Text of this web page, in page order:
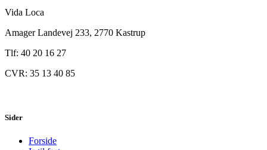
Vida Loca
Amager Landevej 233, 2770 Kastrup
Tlf: 40 20 16 27
CVR: 35 13 40 85
Sider
Forside